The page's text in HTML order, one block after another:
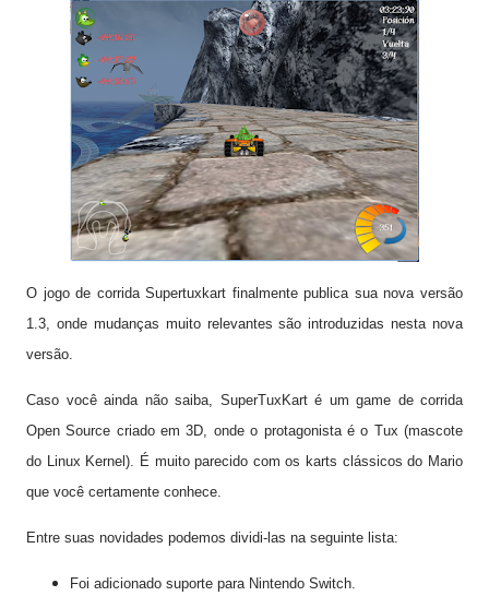
O jogo de corrida Supertuxkart finalmente publica sua nova versão
1.3, onde mudanças muito relevantes são introduzidas nesta nova
versão.
Caso você ainda não saiba, SuperTuxKart é um game de corrida
Open Source criado em 3D, onde o protagonista é o Tux (mascote
do Linux Kernel). É muito parecido com os karts clássicos do Mario
que você certamente conhece.
Entre suas novidades podemos dividi-las na seguinte lista:
Foi adicionado suporte para Nintendo Switch.